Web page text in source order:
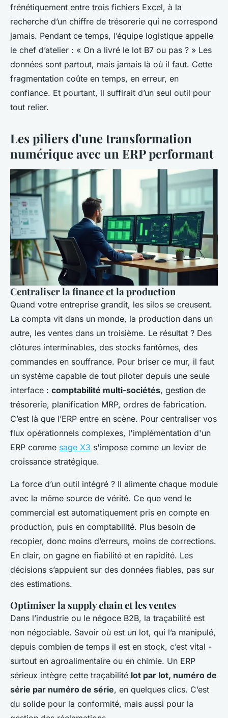
frénétiquement entre trois fichiers Excel, à la
recherche d’un chiffre de trésorerie qui ne correspond
jamais. Pendant ce temps, l’équipe logistique appelle
le chef d’atelier : « On a livré le lot B7 ou pas ? » Les
données sont partout, mais jamais là où il faut. Cette
fragmentation coûte en temps, en erreur, en
confiance. Et pourtant, il suffirait d’un seul outil pour
tout relier.
Les piliers d'une transformation
numérique avec un ERP performant
Centraliser la finance et la production
Quand votre entreprise grandit, les silos se creusent.
La compta vit dans un monde, la production dans un
autre, les ventes dans un troisième. Le résultat ? Des
clôtures interminables, des stocks fantômes, des
commandes en souffrance. Pour briser ce mur, il faut
un système capable de tout piloter depuis une seule
interface : comptabilité multi-sociétés, gestion de
trésorerie, planification MRP, ordres de fabrication.
C’est là que l’ERP entre en scène. Pour centraliser vos
flux opérationnels complexes, l'implémentation d'un
ERP comme sage X3 s'impose comme un levier de
croissance stratégique.
La force d’un outil intégré ? Il alimente chaque module
avec la même source de vérité. Ce que vend le
commercial est automatiquement pris en compte en
production, puis en comptabilité. Plus besoin de
recopier, donc moins d’erreurs, moins de corrections.
En clair, on gagne en fiabilité et en rapidité. Les
décisions s’appuient sur des données fiables, pas sur
des estimations.
Optimiser la supply chain et les ventes
Dans l’industrie ou le négoce B2B, la traçabilité est
non négociable. Savoir où est un lot, qui l’a manipulé,
depuis combien de temps il est en stock, c’est vital -
surtout en agroalimentaire ou en chimie. Un ERP
sérieux intègre cette traçabilité lot par lot, numéro de
série par numéro de série, en quelques clics. C’est
du solide pour la conformité, mais aussi pour la